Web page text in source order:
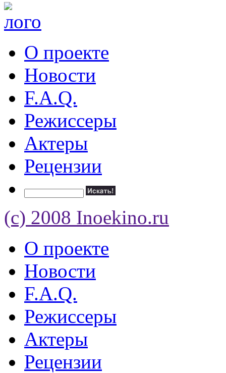
О проекте
Новости
F.A.Q.
Режиссеры
Актеры
Рецензии
(c) 2008 Inoekino.ru
О проекте
Новости
F.A.Q.
Режиссеры
Актеры
Рецензии